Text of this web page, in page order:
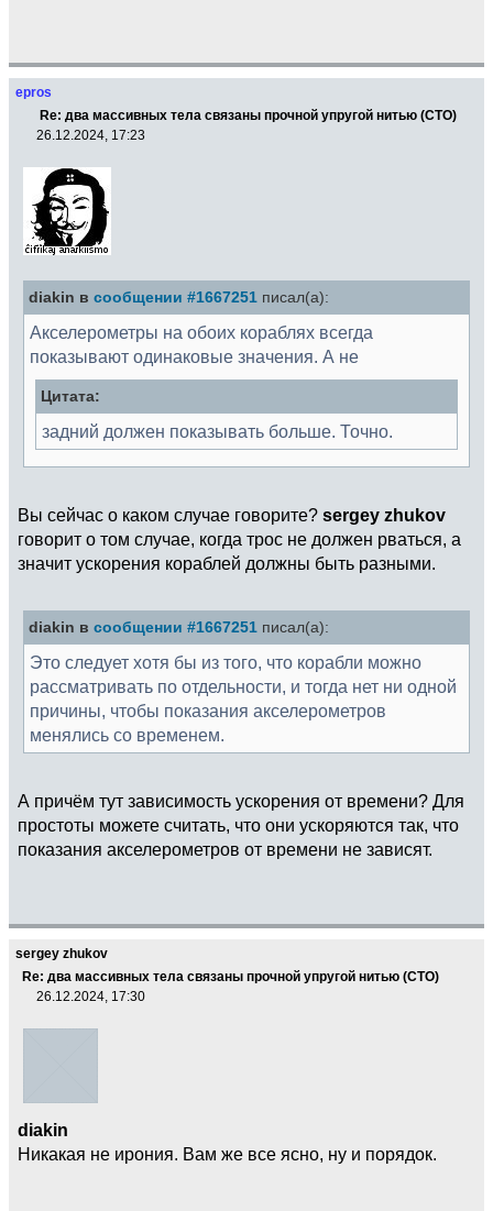
epros
Re: два массивных тела связаны прочной упругой нитью (СТО)
26.12.2024, 17:23
diakin в сообщении #1667251 писал(а):
Акселерометры на обоих кораблях всегда
показывают одинаковые значения. А не
Цитата:
задний должен показывать больше. Точно.
Вы сейчас о каком случае говорите? sergey zhukov
говорит о том случае, когда трос не должен рваться, а
значит ускорения кораблей должны быть разными.
diakin в сообщении #1667251 писал(а):
Это следует хотя бы из того, что корабли можно
рассматривать по отдельности, и тогда нет ни одной
причины, чтобы показания акселерометров
менялись со временем.
А причём тут зависимость ускорения от времени? Для
простоты можете считать, что они ускоряются так, что
показания акселерометров от времени не зависят.
sergey zhukov
Re: два массивных тела связаны прочной упругой нитью (СТО)
26.12.2024, 17:30
diakin
Никакая не ирония. Вам же все ясно, ну и порядок.